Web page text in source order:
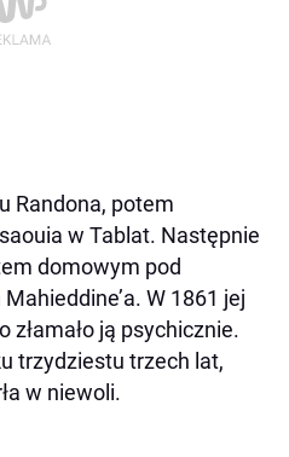
Randona, potem
w Tablat. Następnie
domowym pod
W 1861 jej
złamało ją psychicznie.
trzydziestu trzech lat,
w niewoli.